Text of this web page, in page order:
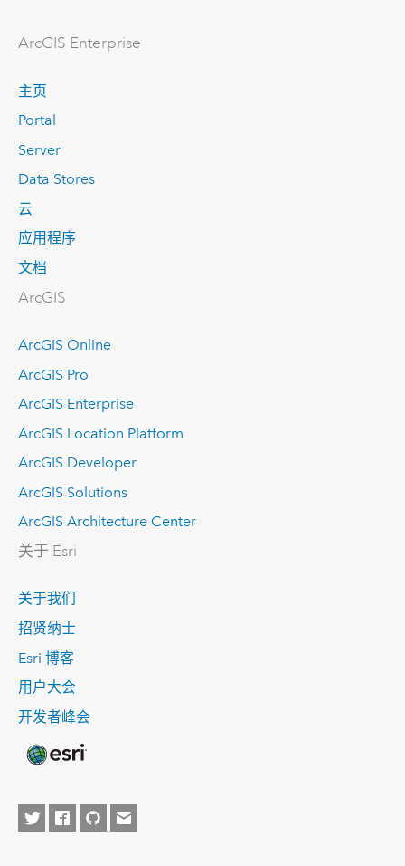
ArcGIS Enterprise
主页
Portal
Server
Data Stores
云
应用程序
文档
ArcGIS
ArcGIS Online
ArcGIS Pro
ArcGIS Enterprise
ArcGIS Location Platform
ArcGIS Developer
ArcGIS Solutions
ArcGIS Architecture Center
关于 Esri
关于我们
招贤纳士
Esri 博客
用户大会
开发者峰会